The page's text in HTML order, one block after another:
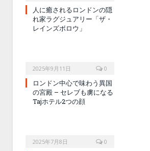
人に癒されるロンドンの隠
れ家ラグジュアリー「ザ・
レインズボロウ」
2025年9月11日 0
ロンドン中心で味わう異国
の宮殿 – セレブも虜になる
Tajホテル2つの顔
2025年7月8日 0